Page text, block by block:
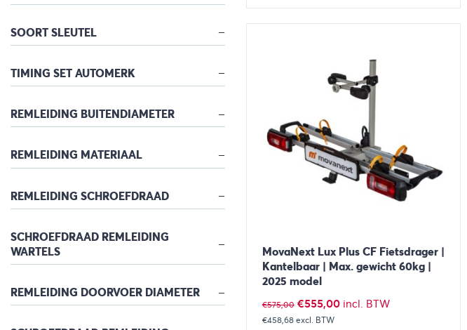
SOORT SLEUTEL
TIMING SET AUTOMERK
REMLEIDING BUITENDIAMETER
REMLEIDING MATERIAAL
REMLEIDING SCHROEFDRAAD
SCHROEFDRAAD REMLEIDING
WARTELS
REMLEIDING DOORVOER DIAMETER
Bekijk Toevoegen aan winkelwagen
MovaNext Lux Plus CF Fietsdrager |
Kantelbaar | Max. gewicht 60kg |
2025 model
€575,00 Oorspronkelijke
prijs
€555,00Huidige
incl. BTW
€458,68 excl. BTW